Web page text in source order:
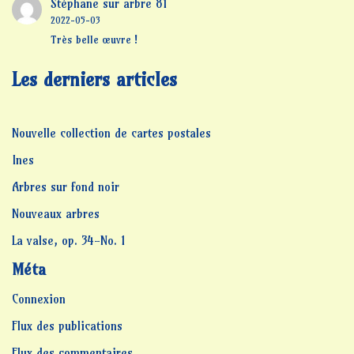
Stéphane sur arbre 81
2022-05-03
Très belle œuvre !
Les derniers articles
Nouvelle collection de cartes postales
Ines
Arbres sur fond noir
Nouveaux arbres
La valse, op. 34-No. 1
Méta
Connexion
Flux des publications